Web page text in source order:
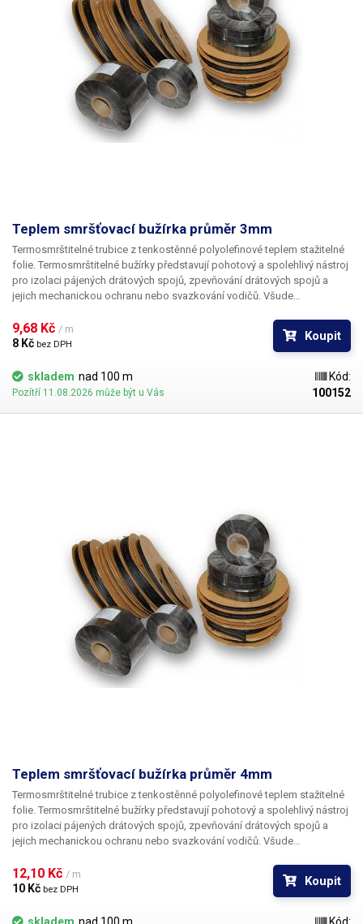
Teplem smršťovací bužírka průměr 3mm
Termosmrštitelné trubice z tenkostěnné polyolefinové teplem stažitelné
folie. Termosmrštitelné bužírky představují pohotový a spolehlivý nástroj
pro izolaci pájených drátových spojů, zpevňování drátových spojů a
jejich mechanickou ochranu nebo svazkování vodičů. Všude
elektrikářská izolační páska je nyní možné nasadit teplem smrštitelné
fólie.
9,68 Kč / m
8 Kč bez DPH
Koupit
skladem nad 100 m
Pozítří 11.08.2026 může být u Vás
Kód:
100152
Teplem smršťovací bužírka průměr 4mm
Termosmrštitelné trubice z tenkostěnné polyolefinové teplem stažitelné
folie. Termosmrštitelné bužírky představují pohotový a spolehlivý nástroj
pro izolaci pájených drátových spojů, zpevňování drátových spojů a
jejich mechanickou ochranu nebo svazkování vodičů. Všude
elektrikářská izolační páska je nyní možné nasadit teplem smrštitelné
fólie.
12,10 Kč / m
10 Kč bez DPH
Koupit